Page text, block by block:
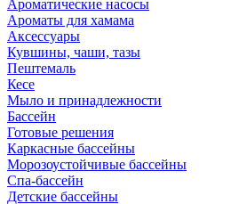
Ароматические насосы
Ароматы для хамама
Аксессуары
Кувшины, чаши, тазы
Пештемаль
Кесе
Мыло и принадлежности
Бассейн
Готовые решения
Каркасные бассейны
Морозоустойчивые бассейны
Спа-бассейн
Детские бассейны